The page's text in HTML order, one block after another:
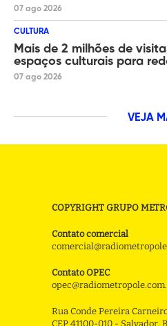
07 ago 2026
CULTURA
Mais de 2 milhões de
espaços culturais para
07 ago 2026
VEJA
COPYRIGHT GRUPO
Contato comercial
Contato OPEC
Rua Conde Pereira
CEP 41100-010 - Salvador,